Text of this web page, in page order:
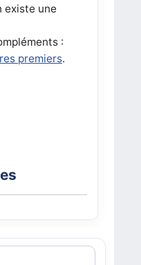
existe une
:
premiers.